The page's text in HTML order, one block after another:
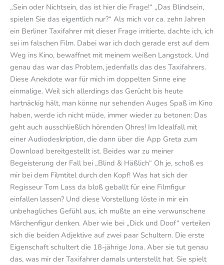
„Sein oder Nichtsein, das ist hier die Frage!“ „Das Blindsein,
spielen Sie das eigentlich nur?“ Als mich vor ca. zehn Jahren
ein Berliner Taxifahrer mit dieser Frage irritierte, dachte ich, ich
sei im falschen Film. Dabei war ich doch gerade erst auf dem
Weg ins Kino, bewaffnet mit meinem weißen Langstock. Und
genau das war das Problem, jedenfalls das des Taxifahrers.
Diese Anekdote war für mich im doppelten Sinne eine
einmalige. Weil sich allerdings das Gerücht bis heute
hartnäckig hält, man könne nur sehenden Auges Spaß im Kino
haben, werde ich nicht müde, immer wieder zu betonen: Das
geht auch ausschließlich hörenden Ohres! Im Idealfall mit
einer Audiodeskription, die dann über die App Greta zum
Download bereitgestellt ist. Beides war zu meiner
Begeisterung der Fall bei „Blind & Häßlich“ Oh je, schoß es
mir bei dem Filmtitel durch den Kopf! Was hat sich der
Regisseur Tom Lass da bloß geballt für eine Filmfigur
einfallen lassen? Und diese Vorstellung löste in mir ein
unbehagliches Gefühl aus, ich mußte an eine verwunschene
Märchenfigur denken. Aber wie bei „Dick und Doof“ verteilen
sich die beiden Adjektive auf zwei paar Schultern. Die erste
Eigenschaft schultert die 18-jährige Jona. Aber sie tut genau
das, was mir der Taxifahrer damals unterstellt hat. Sie spielt